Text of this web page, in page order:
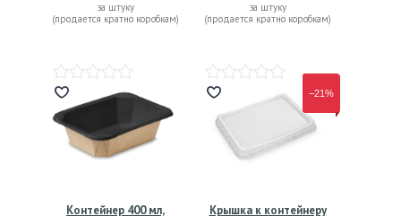
за штуку
(продается кратно коробкам)
за штуку
(продается кратно коробкам)
Контейнер 400 мл,
−21%
Крышка к контейнеру